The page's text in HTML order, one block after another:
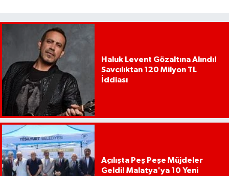
Haluk Levent Gözaltına Alındı!
Savcılıktan 120 Milyon TL
İddiası
Açılışta Peş Peşe Müjdeler
Geldi! Malatya'ya 10 Yeni